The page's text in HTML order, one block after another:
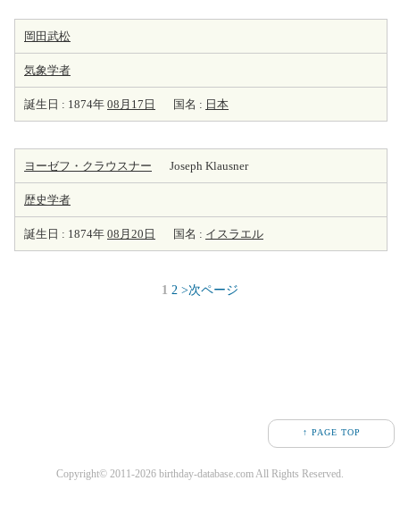
岡田武松
気象学者
誕生日 : 1874年 08月17日 国名 : 日本
ヨーゼフ・クラウスナー Joseph Klausner
歴史学者
誕生日 : 1874年 08月20日 国名 : イスラエル
1 2 >次ページ
↑ PAGE TOP
Copyright© 2011-2026 birthday-database.com All Rights Reserved.